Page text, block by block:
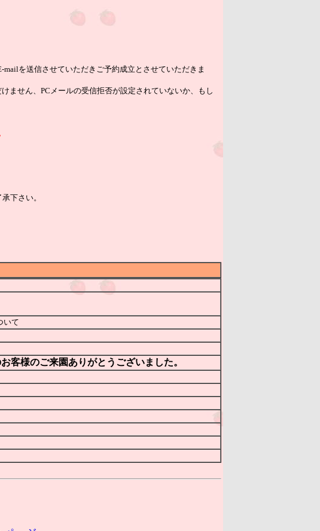
を送信させていただきご予約成立とさせていただきま
ません、PCメールの受信拒否が設定されていないか、もし
下さい。
いて
客様のご来園ありがとうございました。